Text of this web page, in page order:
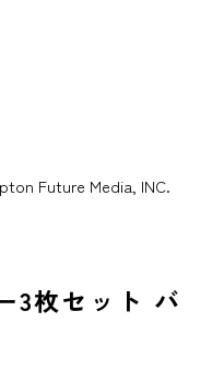
Future Media, INC.
3枚セット バ